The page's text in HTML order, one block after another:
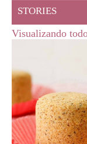
STORIES
Visualizando